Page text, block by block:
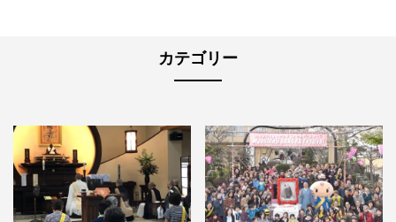
カテゴリー